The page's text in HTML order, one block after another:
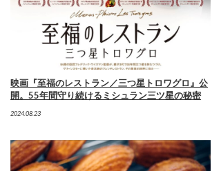
映画『至福のレストラン／三つ星トロワグロ』公
開。55年間守り続けるミシュラン三ツ星の秘密
2024.08.23